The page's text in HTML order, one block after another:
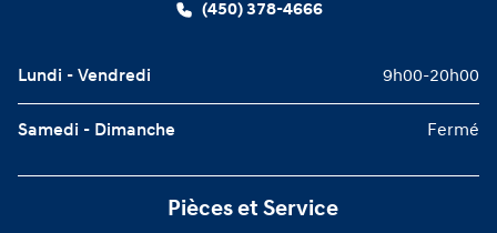
(450) 378-4666
Lundi - Vendredi 9h00-20h00
Samedi - Dimanche Fermé
Pièces et Service